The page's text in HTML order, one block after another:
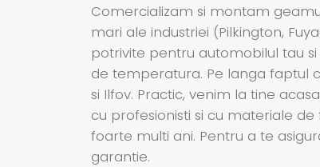
Comercializam si montam
mari ale industriei (Pilkington,
potrivite pentru automobilul tau
de temperatura. Pe langa faptul
si Ilfov. Practic, venim la tine
cu profesionisti si cu materiale
foarte multi ani. Pentru a te
garantie.